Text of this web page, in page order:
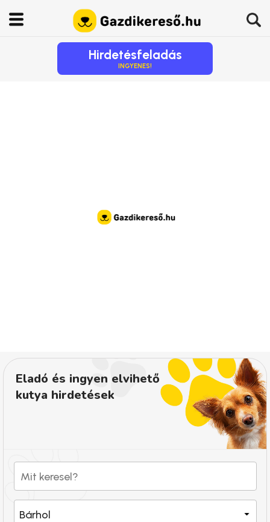
Hirdetésfeladás
INGYENES!
Eladó és ingyen elvihető
kutya hirdetések